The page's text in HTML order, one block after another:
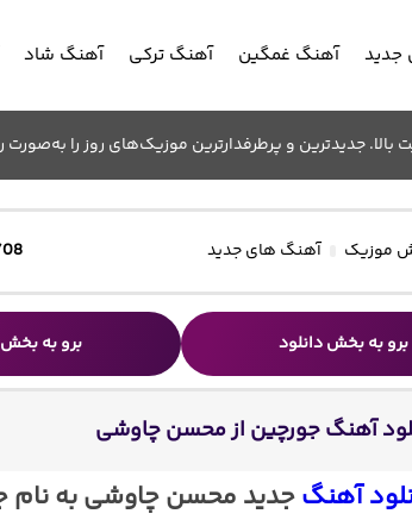
جدید آهنگ غمگین آهنگ ترکی آهنگ شاد
جدیدترین و پرطرفدارترین موزیک‌های روز را به‌صورت
موزیک آهنگ های جدید
برو به بخش دانلود برو به
آهنگ جورچین از محسن چاوشی
آهنگجدید محسن چاوشی به نام